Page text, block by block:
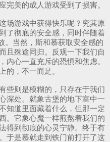
完美的成人游戏受到了损害。
场游戏中获得快乐呢？究其原
了彻底的安全感，同时伴随着
。当然，斯和慕获取安全感的
且殊途同归。反观一下我们自
内心一直充斥的恐惧和焦虑。
的，不一而足。
些则是模糊的，只存在于我们
深处。就象古堡的地下室中一
知道里面藏着什么，但那一定
。它象心魔一样煎熬着我们的
得到彻底的心灵宁静。终于有
于是慕就走到铁门前打开了这